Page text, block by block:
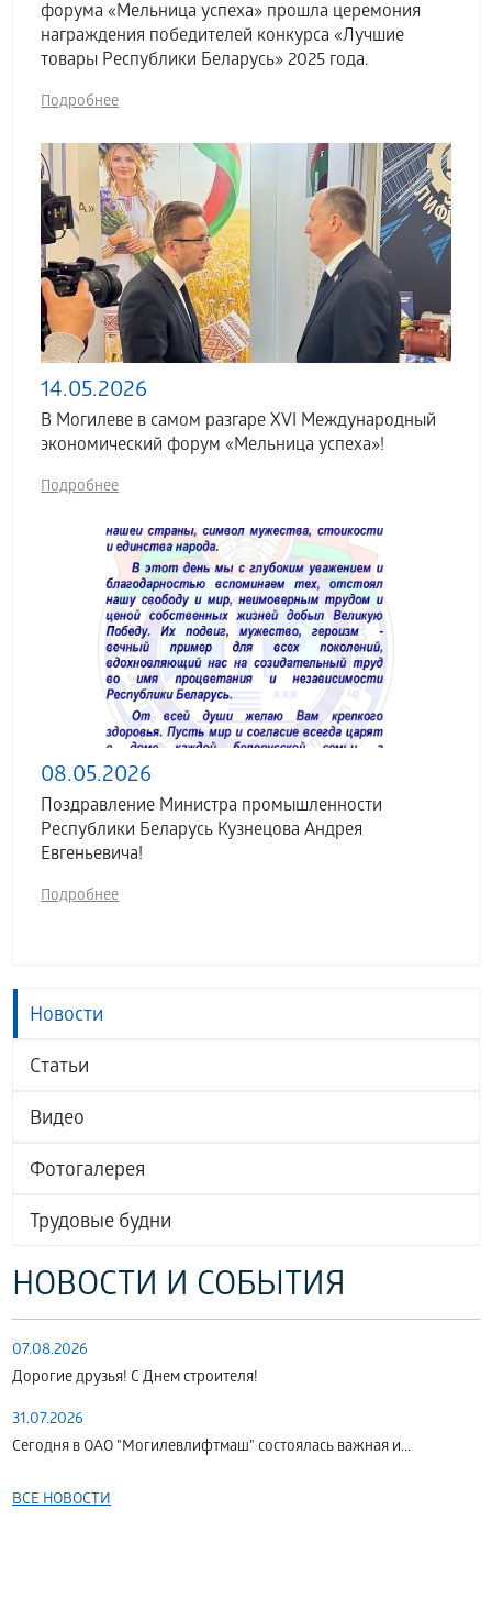
Новости
Статьи
Видео
Фотогалерея
Трудовые будни
НОВОСТИ И СОБЫТИЯ
07.08.2026
Дорогие друзья! С Днем строителя!
31.07.2026
Сегодня в ОАО "Могилевлифтмаш" состоялась важная и...
ВСЕ НОВОСТИ
форума «Мельница успеха» прошла церемония
награждения победителей конкурса «Лучшие
товары Республики Беларусь» 2025 года.
Подробнее
14.05.2026
В Могилеве в самом разгаре XVI Международный
экономический форум «Мельница успеха»!
Подробнее
08.05.2026
Поздравление Министра промышленности
Республики Беларусь Кузнецова Андрея
Евгеньевича!
Подробнее